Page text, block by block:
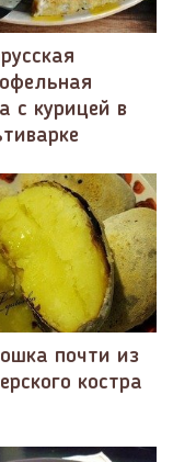
с курицей в
почти из
костра